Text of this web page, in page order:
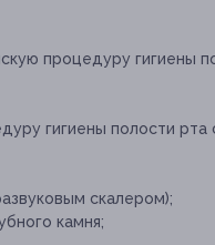
процедуру гигиены
гигиены полости рта
скалером);
камня;